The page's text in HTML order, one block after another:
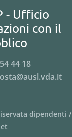
- Ufficio
con il
44 18
dipendenti /